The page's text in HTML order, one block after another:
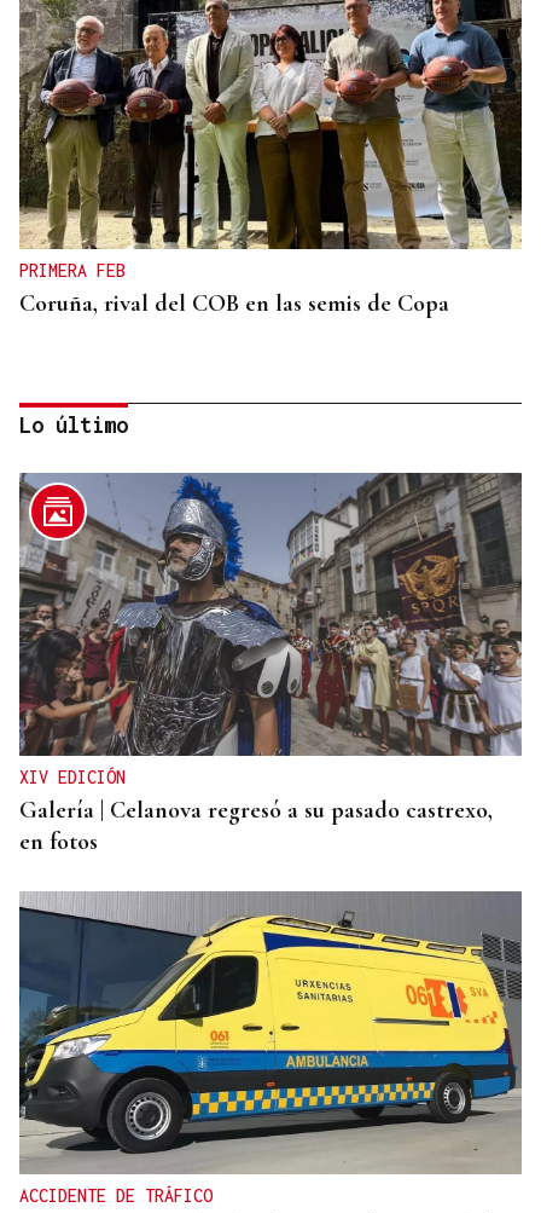
PRIMERA FEB
Coruña, rival del COB en las semis de Copa
25 DE SEPTIEMBRE
El COB abrirá y cerrará la liga en el Pazo, ante el
Tizona y el Granada
Lo último
XIV EDICIÓN
Galería | Celanova regresó a su pasado castrexo,
en fotos
ACCIDENTE DE TRÁFICO